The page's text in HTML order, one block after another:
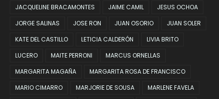
JACQUELINE BRACAMONTES
JAIME CAMIL
JESUS OCHOA
JORGE SALINAS
JOSE RON JUAN OSORIO
JUAN SOLER
KATE DEL CASTILLO
LETICIA CALDERÓN
LIVIA BRITO
LUCERO
MAITE PERRONI
MARCUS ORNELLAS
MARGARITA MAGAÑA
MARGARITA ROSA DE FRANCISCO
MARIO CIMARRO
MARJORIE DE SOUSA
MARLENE FAVELA